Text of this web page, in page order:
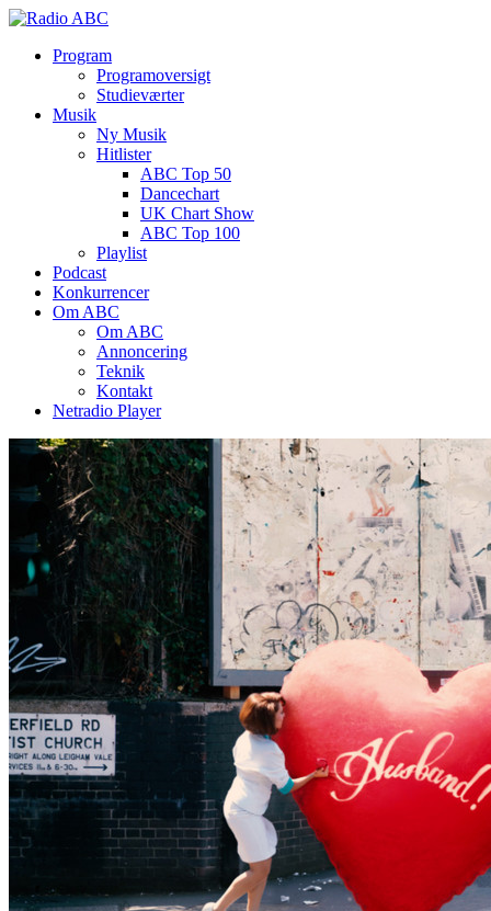
Program
Programoversigt
Studieværter
Musik
Ny Musik
Hitlister
ABC Top 50
Dancechart
UK Chart Show
ABC Top 100
Playlist
Podcast
Konkurrencer
Om ABC
Om ABC
Annoncering
Teknik
Kontakt
Netradio Player